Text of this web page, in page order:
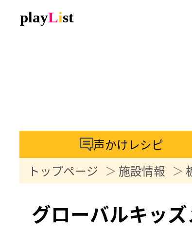
声かけレシピ
トップページ
施設情報
グローバルキッ